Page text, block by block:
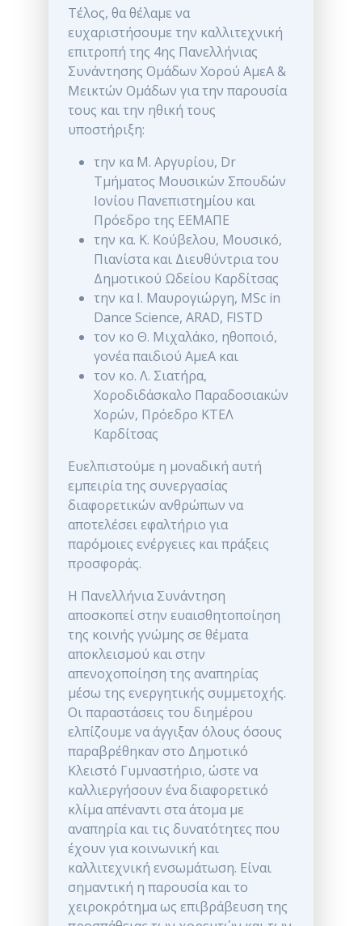
Τέλος, θα θέλαμε να
ευχαριστήσουμε την καλλιτεχνική
επιτροπή της 4ης Πανελλήνιας
Συνάντησης Ομάδων Χορού ΑμεΑ &
Μεικτών Ομάδων για την παρουσία
τους και την ηθική τους
υποστήριξη:
την κα Μ. Αργυρίου, Dr
Τμήματος Μουσικών Σπουδών
Ιονίου Πανεπιστημίου και
Πρόεδρο της ΕΕΜΑΠΕ
την κα. Κ. Κούβελου, Μουσικό,
Πιανίστα και Διευθύντρια του
Δημοτικού Ωδείου Καρδίτσας
την κα Ι. Μαυρογιώργη, MSc in
Dance Science, ARAD, FISTD
τον κο Θ. Μιχαλάκο, ηθοποιό,
γονέα παιδιού ΑμεΑ και
τον κο. Λ. Σιατήρα,
Χοροδιδάσκαλο Παραδοσιακών
Χορών, Πρόεδρο ΚΤΕΛ
Καρδίτσας
Ευελπιστούμε η μοναδική αυτή
εμπειρία της συνεργασίας
διαφορετικών ανθρώπων να
αποτελέσει εφαλτήριο για
παρόμοιες ενέργειες και πράξεις
προσφοράς.
Η Πανελλήνια Συνάντηση
αποσκοπεί στην ευαισθητοποίηση
της κοινής γνώμης σε θέματα
αποκλεισμού και στην
απενοχοποίηση της αναπηρίας
μέσω της ενεργητικής συμμετοχής.
Οι παραστάσεις του διημέρου
ελπίζουμε να άγγιξαν όλους όσους
παραβρέθηκαν στο Δημοτικό
Κλειστό Γυμναστήριο, ώστε να
καλλιεργήσουν ένα διαφορετικό
κλίμα απέναντι στα άτομα με
αναπηρία και τις δυνατότητες που
έχουν για κοινωνική και
καλλιτεχνική ενσωμάτωση. Είναι
σημαντική η παρουσία και το
χειροκρότημα ως επιβράβευση της